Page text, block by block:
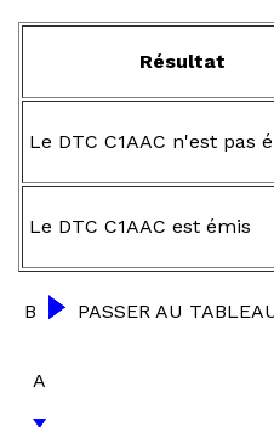
Résultat
Le DTC C1AAC n'est pas
Le DTC C1AAC est émis
B PASSER AU
A